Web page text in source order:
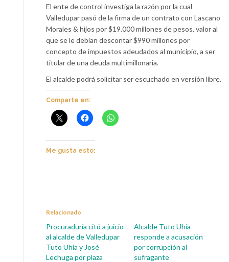
El ente de control investiga la razón por la cual
Valledupar pasó de la firma de un contrato con Lascano
Morales & hijos por $19.000 millones de pesos, valor al
que se le debían descontar $990 millones por
concepto de impuestos adeudados al municipio, a ser
titular de una deuda multimillonaria.
El alcalde podrá solicitar ser escuchado en versión libre.
Comparte en:
Me gusta esto:
Relacionado
Procuraduría citó a juicio
al alcalde de Valledupar
Tuto Uhía y José
Lechuga por plaza
Alcalde Tuto Uhía
responde a acusación
por corrupción al
sufragante